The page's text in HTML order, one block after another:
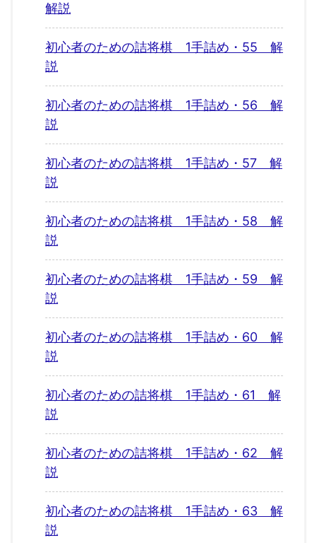
解説
初心者のための詰将棋 1手詰め・55 解
説
初心者のための詰将棋 1手詰め・56 解
説
初心者のための詰将棋 1手詰め・57 解
説
初心者のための詰将棋 1手詰め・58 解
説
初心者のための詰将棋 1手詰め・59 解
説
初心者のための詰将棋 1手詰め・60 解
説
初心者のための詰将棋 1手詰め・61 解
説
初心者のための詰将棋 1手詰め・62 解
説
初心者のための詰将棋 1手詰め・63 解
説